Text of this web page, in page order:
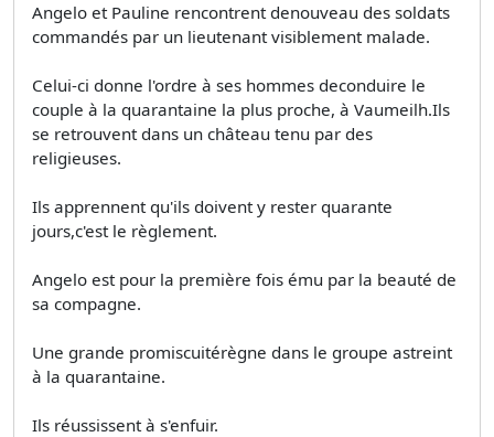
Angelo et Pauline rencontrent denouveau des soldats
commandés par un lieutenant visiblement malade.
Celui-ci donne l'ordre à ses hommes deconduire le
couple à la quarantaine la plus proche, à Vaumeilh.Ils
se retrouvent dans un château tenu par des
religieuses.
Ils apprennent qu'ils doivent y rester quarante
jours,c'est le règlement.
Angelo est pour la première fois ému par la beauté de
sa compagne.
Une grande promiscuitérègne dans le groupe astreint
à la quarantaine.
Ils réussissent à s'enfuir.